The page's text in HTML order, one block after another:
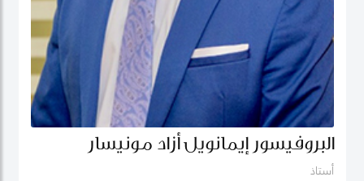
البروفيسور إيمانويل أزاد مونيسار
أستاذ